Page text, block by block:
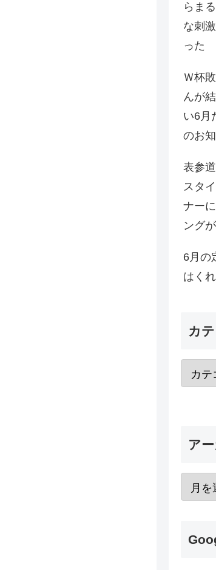
らま
な刺
った
Ｗ杯
んが
い6月
のお
表参
スタ
ナー
ング
6月の
はく
カ
ア